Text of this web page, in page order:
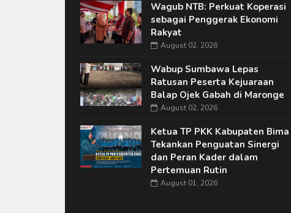
Wagub NTB: Perkuat Koperasi
sebagai Penggerak Ekonomi
Rakyat
August 02, 2026
Wabup Sumbawa Lepas
Ratusan Peserta Kejuaraan
Balap Ojek Gabah di Maronge
August 02, 2026
Ketua TP PKK Kabupaten Bima
Tekankan Penguatan Sinergi
dan Peran Kader dalam
Pertemuan Rutin
August 01, 2026